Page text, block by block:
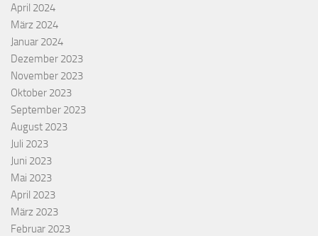
April 2024
März 2024
Januar 2024
Dezember 2023
November 2023
Oktober 2023
September 2023
August 2023
Juli 2023
Juni 2023
Mai 2023
April 2023
März 2023
Februar 2023